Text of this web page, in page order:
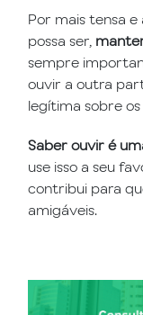
Por mais tensa
possa ser,
sempre
ouvir a outra
legítima sobre
Saber ouvir é
use isso a seu
contribui para
amigáveis.